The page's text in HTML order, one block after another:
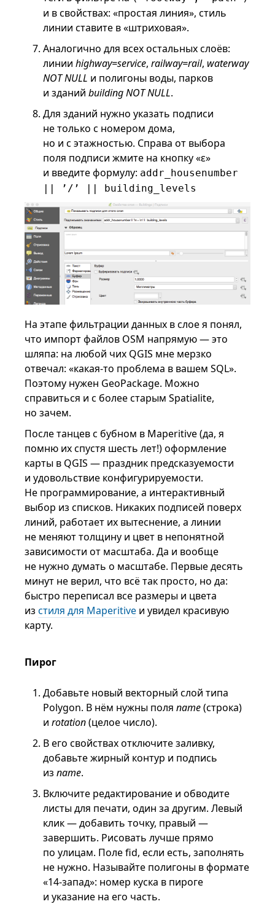
и в свойствах: «простая линия», стиль
линии ставите в «штриховая».
Аналогично для всех остальных слоёв:
линии highway=service, railway=rail, waterway
NOT NULL и полигоны воды, парков
и зданий building NOT NULL.
Для зданий нужно указать подписи
не только с номером дома,
но и с этажностью. Справа от выбора
поля подписи жмите на кнопку «ε»
и введите формулу: addr_housenumber
|| ’/’ || building_levels
На этапе фильтрации данных в слое я понял,
что импорт файлов OSM напрямую — это
шляпа: на любой чих QGIS мне мерзко
отвечал: «какая-то проблема в вашем SQL».
Поэтому нужен GeoPackage. Можно
справиться и с более старым Spatialite,
но зачем.
После танцев с бубном в Maperitive (да, я
помню их спустя шесть лет!) оформление
карты в QGIS — праздник предсказуемости
и удовольствие конфигурируемости.
Не программирование, а интерактивный
выбор из списков. Никаких подписей поверх
линий, работает их вытеснение, а линии
не меняют толщину и цвет в непонятной
зависимости от масштаба. Да и вообще
не нужно думать о масштабе. Первые десять
минут не верил, что всё так просто, но да:
быстро переписал все размеры и цвета
изстиля для Maperitive и увидел красивую
карту.
Пирог
Добавьте новый векторный слой типа
Polygon. В нём нужны поля name(строка)
и rotation(целое число).
В его свойствах отключите заливку,
добавьте жирный контур и подпись
из name.
Включите редактирование и обводите
листы для печати, один за другим. Левый
клик — добавить точку, правый —
завершить. Рисовать лучше прямо
по улицам. Поле fid, если есть, заполнять
не нужно. Называйте полигоны в формате
«14-запад»: номер куска в пироге
и указание на его часть.